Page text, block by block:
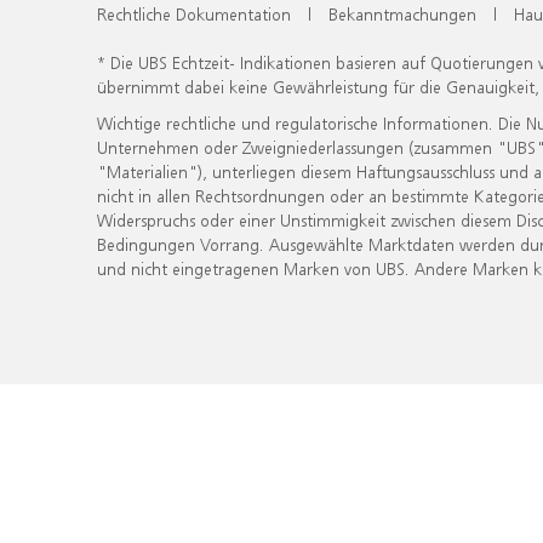
Rechtliche Dokumentation | Bekanntmachungen |
* Die UBS Echtzeit- Indikationen basieren auf
übernimmt dabei keine Gewährleistung für die
Wichtige rechtliche und regulatorische Informationen. Die
Unternehmen oder Zweigniederlassungen (zusammen
"Materialien"), unterliegen diesem Haftungsausschluss
nicht in allen Rechtsordnungen oder an bestimmte
Widerspruchs oder einer Unstimmigkeit zwischen diesem
Bedingungen Vorrang. Ausgewählte Marktdaten werden
und nicht eingetragenen Marken von UBS. Andere Marken